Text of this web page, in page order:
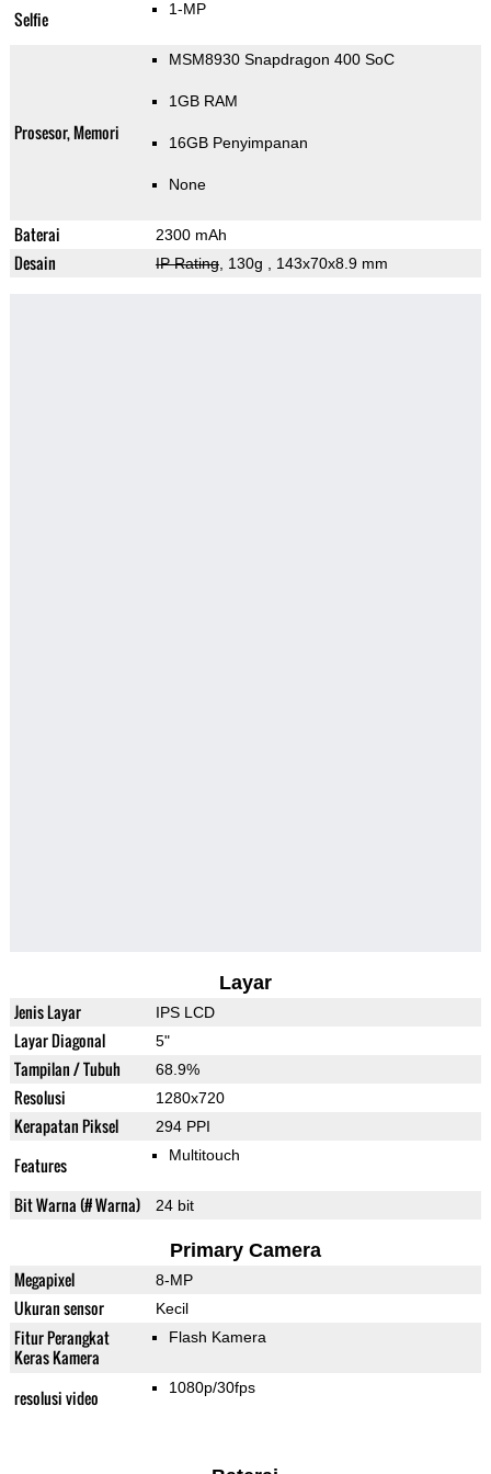
Selfie 1-MP
Prosesor, Memori
MSM8930 Snapdragon 400 SoC
1GB RAM
16GB Penyimpanan
None
Baterai 2300 mAh
Desain IP Rating, 130g , 143x70x8.9 mm
Layar
Jenis Layar IPS LCD
Layar Diagonal 5"
Tampilan / Tubuh 68.9%
Resolusi 1280x720
Kerapatan Piksel 294 PPI
Features Multitouch
Bit Warna (# Warna) 24 bit
Primary Camera
Megapixel 8-MP
Ukuran sensor Kecil
Fitur Perangkat
Keras Kamera
Flash Kamera
resolusi video 1080p/30fps